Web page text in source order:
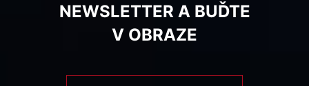
NEWSLETTER A BUĎTE
V OBRAZE